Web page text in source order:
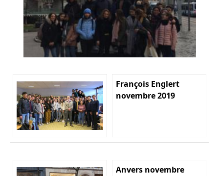
François Englert
novembre 2019
Anvers novembre